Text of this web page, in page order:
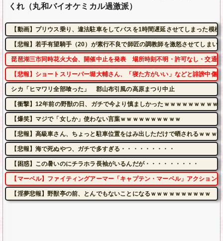
くれ（丸和バイオケミカル過激派）
【動画】プリウス乗り、違法駐車をしてバスを1時間遅延させてしまった模様
【悲報】若手有望騎手（20）が素行不良で師匠の調教師を激怒させてしまい
琵琶湖三市同時花火大会、開催中止を発表 場所時刻不明・許可なし・交通
【悲報】ショートスリーパー堀大輔さん、「寝た方がいい」などと誹謗中傷
シカ「ヒマワリ全部喰った」 郡山布引風の高原まつり中止
【衝撃】12年前の野獣の日、ガチで今より慎ましかったｗｗｗｗｗｗｗｗｗ
【爆笑】マジで「女しか」使わない言葉ｗｗｗｗｗｗｗｗｗｗ
【悲報】高級車さん、ちょっと駐車位置をはみ出しただけで晒されるｗｗｗ
【悲報】海で死ぬやつ、ガチで多すぎる・・・・・・・・・
【困惑】この暑いのにチラホラ長袖がいるんだが・・・・・・・・・
【マーベル】ファイティングアーマー「キャプテン・マーベル」アクション
【淫夢悲報】野獣亭の前、とんでもないことになるｗｗｗｗｗｗｗｗｗｗ